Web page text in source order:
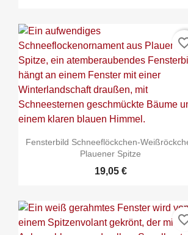
Fensterbild Schneeflöckchen-
Plauener Spitze
19,05 €